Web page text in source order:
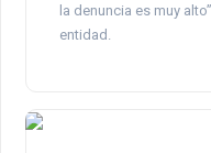
la denuncia es muy
entidad.